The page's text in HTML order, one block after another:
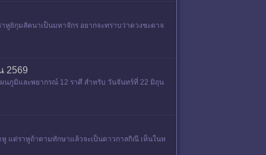
8กุมลัคนาเป็นมหาจักร อยากจะทราบว่าดวงชะตาจ
2569
นภูมิและพยากรณ์ 12 ราศี สำหรับ วันจันทร์ที่ 22 มิถุน
แต่ราหูถ้าตามทักษาแล้วจะเป็นดาวกาลกิณี เห็นในห